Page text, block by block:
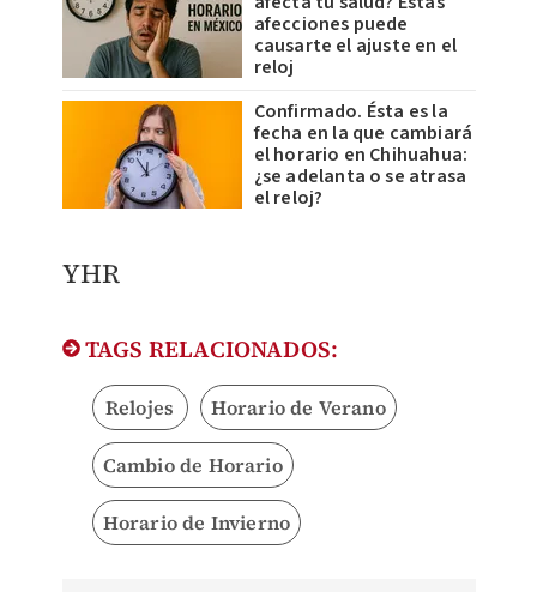
afecciones puede
causarte el ajuste en el
reloj
Confirmado. Ésta es la
fecha en la que cambiará
el horario en Chihuahua:
¿se adelanta o se atrasa
el reloj?
YHR
TAGS RELACIONADOS:
Relojes Horario de Verano
Cambio de Horario
Horario de Invierno